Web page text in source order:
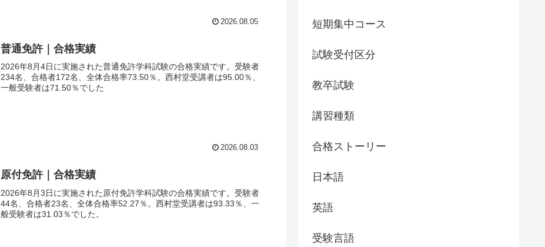
2026.08.05
普通免許｜合格実績
2026年8月4日に実施された普通免許学科試験の合格実績です。受験者
234名、合格者172名、全体合格率73.50％。西村堂受講者は95.00％、
一般受験者は71.50％でした
2026.08.03
原付免許｜合格実績
2026年8月3日に実施された原付免許学科試験の合格実績です。受験者
44名、合格者23名、全体合格率52.27％。西村堂受講者は93.33％、一
般受験者は31.03％でした。
短期集中コース
試験受付区分
教卒試験
講習種類
合格ストーリー
日本語
英語
受験言語